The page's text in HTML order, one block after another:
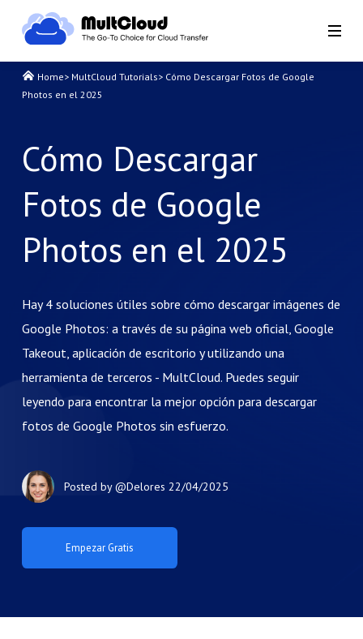
Home> MultCloud Tutorials> Cómo Descargar Fotos de Google
Photos en el 2025
Cómo Descargar
Fotos de Google
Photos en el 2025
Hay 4 soluciones útiles sobre cómo descargar imágenes de
Google Photos: a través de su página web oficial, Google
Takeout, aplicación de escritorio y utilizando una
herramienta de terceros - MultCloud. Puedes seguir
leyendo para encontrar la mejor opción para descargar
fotos de Google Photos sin esfuerzo.
Posted by@Delores 22/04/2025